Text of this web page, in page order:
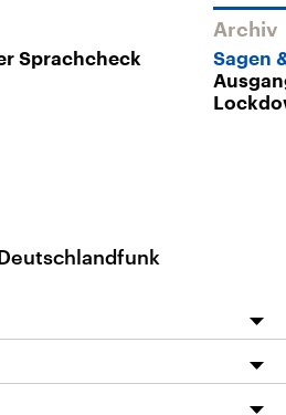
Sprachcheck
Archiv
Sagen